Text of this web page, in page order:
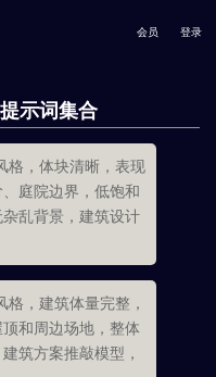
会员 登录
示词集合
格，体块清晰，表现
庭院边界，低饱和
乱背景，建筑设计
，建筑体量完整，
和周边场地，整体
筑方案推敲模型，